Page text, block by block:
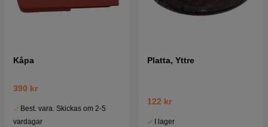
Kåpa
390 kr
Best. vara. Skickas om 2-5
vardagar
Platta, Yttre
122 kr
I lager